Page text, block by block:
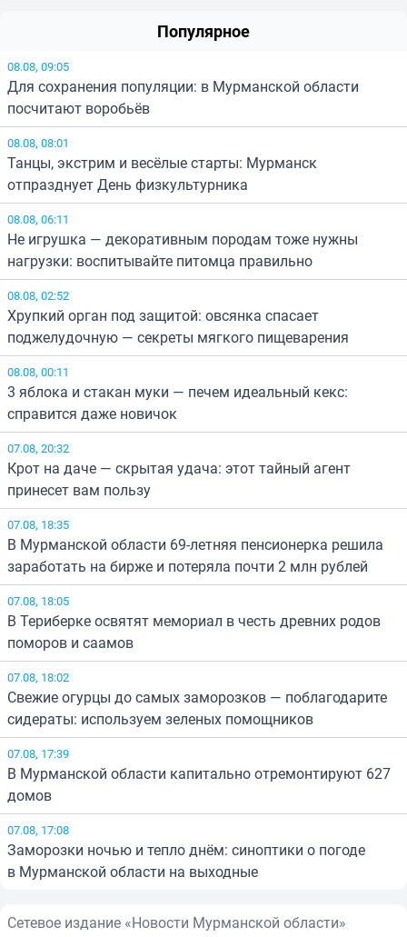
Популярное
08.08, 09:05
Для сохранения популяции: в Мурманской области
посчитают воробьёв
08.08, 08:01
Танцы, экстрим и весёлые старты: Мурманск
отпразднует День физкультурника
08.08, 06:11
Не игрушка — декоративным породам тоже нужны
нагрузки: воспитывайте питомца правильно
08.08, 02:52
Хрупкий орган под защитой: овсянка спасает
поджелудочную — секреты мягкого пищеварения
08.08, 00:11
3 яблока и стакан муки — печем идеальный кекс:
справится даже новичок
07.08, 20:32
Крот на даче — скрытая удача: этот тайный агент
принесет вам пользу
07.08, 18:35
В Мурманской области 69-летняя пенсионерка решила
заработать на бирже и потеряла почти 2 млн рублей
07.08, 18:05
В Териберке освятят мемориал в честь древних родов
поморов и саамов
07.08, 18:02
Свежие огурцы до самых заморозков — поблагодарите
сидераты: используем зеленых помощников
07.08, 17:39
В Мурманской области капитально отремонтируют 627
домов
07.08, 17:08
Заморозки ночью и тепло днём: синоптики о погоде
в Мурманской области на выходные
Сетевое издание «Новости Мурманской области»